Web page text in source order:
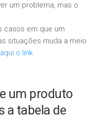
um problema, mas o
casos em que um
situações muda a meio
o link.
um produto
a tabela de